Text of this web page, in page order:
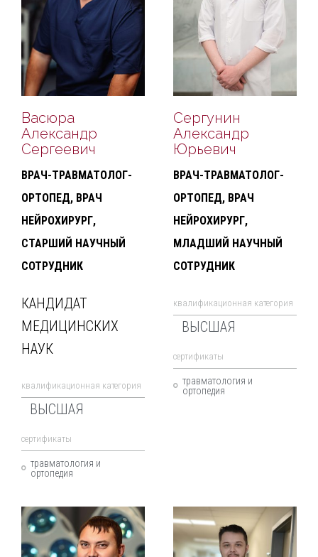
Васюра
Александр
Сергеевич
ВРАЧ-ТРАВМАТОЛОГ-
ОРТОПЕД, ВРАЧ
НЕЙРОХИРУРГ,
СТАРШИЙ НАУЧНЫЙ
СОТРУДНИК
КАНДИДАТ
МЕДИЦИНСКИХ
НАУК
квалификационная категория
ВЫСШАЯ
cертификаты
травматология и
ортопедия
Сергунин
Александр
Юрьевич
ВРАЧ-ТРАВМАТОЛОГ-
ОРТОПЕД, ВРАЧ
НЕЙРОХИРУРГ,
МЛАДШИЙ НАУЧНЫЙ
СОТРУДНИК
квалификационная категория
ВЫСШАЯ
cертификаты
травматология и
ортопедия